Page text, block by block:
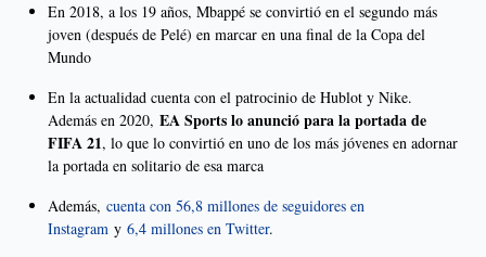
En 2018, a los 19 años, Mbappé se convirtió en el segundo más
joven (después de Pelé) en marcar en una final de la Copa del
Mundo
En la actualidad cuenta con el patrocinio de Hublot y Nike.
Además en 2020, EA Sports lo anunció para la portada de
FIFA 21, lo que lo convirtió en uno de los más jóvenes en adornar
la portada en solitario de esa marca
Además, cuenta con 56,8 millones de seguidores en
Instagram y 6,4 millones en Twitter.